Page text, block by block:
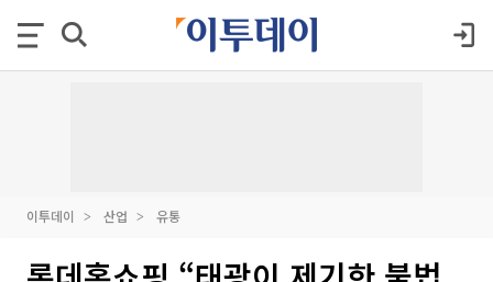
이투데이 산업 유통